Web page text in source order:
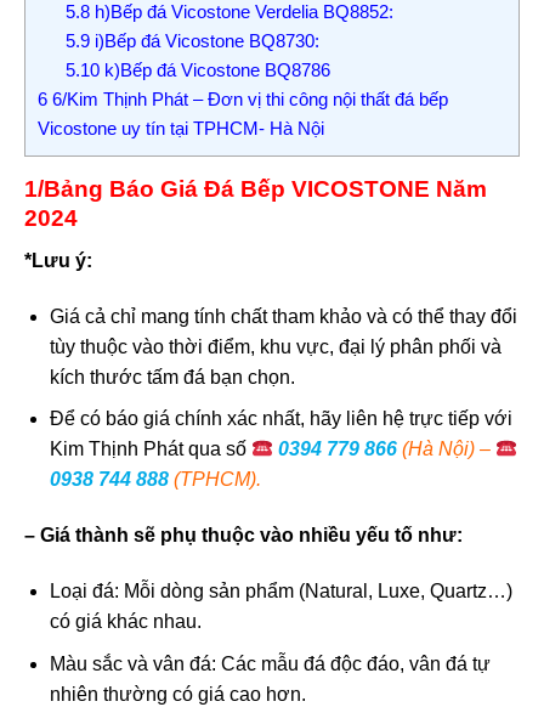
5.8h)Bếp đá Vicostone Verdelia BQ8852:
5.9i)Bếp đá Vicostone BQ8730:
5.10k)Bếp đá Vicostone BQ8786
6 6/Kim Thịnh Phát – Đơn vị thi công nội thất đá bếp
Vicostone uy tín tại TPHCM- Hà Nội
1/Bảng Báo Giá Đá Bếp VICOSTONE Năm
2024
*Lưu ý:
Giá cả chỉ mang tính chất tham khảo và có thể thay đổi
tùy thuộc vào thời điểm, khu vực, đại lý phân phối và
kích thước tấm đá bạn chọn.
Để có báo giá chính xác nhất, hãy liên hệ trực tiếp với
Kim Thịnh Phát qua số
0394 779 866 (Hà Nội) –
0938 744 888 (TPHCM).
– Giá thành sẽ phụ thuộc vào nhiều yếu tố như:
Loại đá: Mỗi dòng sản phẩm (Natural, Luxe, Quartz…)
có giá khác nhau.
Màu sắc và vân đá: Các mẫu đá độc đáo, vân đá tự
nhiên thường có giá cao hơn.